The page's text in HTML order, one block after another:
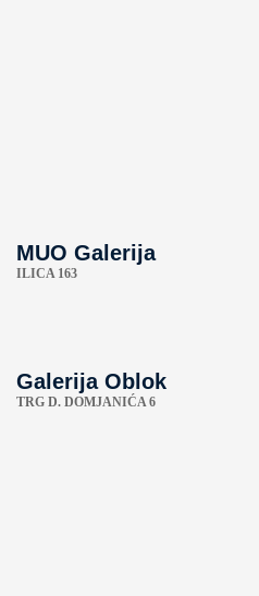
MUO Galerija
ILICA 163
Galerija Oblok
TRG D. DOMJANIĆA 6